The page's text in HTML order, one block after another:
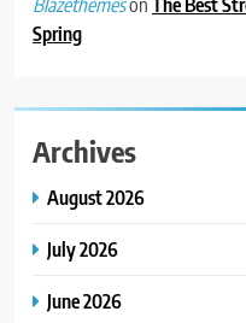
Blazethemes
Spring
Archives
August 2026
July 2026
June 2026